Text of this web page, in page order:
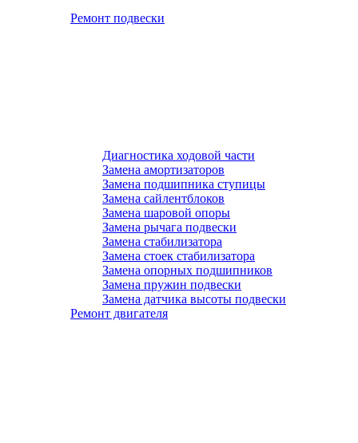
Ремонт подвески
Диагностика ходовой части
Замена амортизаторов
Замена подшипника ступицы
Замена сайлентблоков
Замена шаровой опоры
Замена рычага подвески
Замена стабилизатора
Замена стоек стабилизатора
Замена опорных подшипников
Замена пружин подвески
Замена датчика высоты подвески
Ремонт двигателя